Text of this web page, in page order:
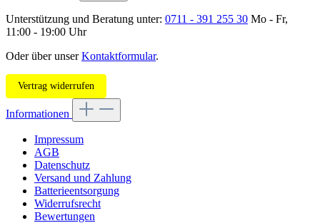
Unterstützung und Beratung unter: 0711 - 391 255 30 Mo - Fr,
11:00 - 19:00 Uhr
Oder über unserKontaktformular.
Vertrag widerrufen
Informationen
Impressum
AGB
Datenschutz
Versand und Zahlung
Batterieentsorgung
Widerrufsrecht
Bewertungen